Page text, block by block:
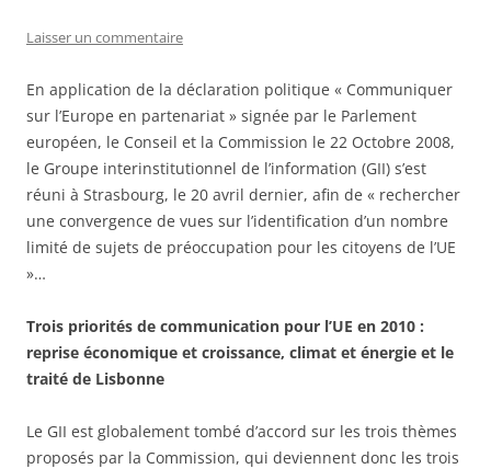
Laisser un commentaire
En application de la déclaration politique « Communiquer
sur l’Europe en partenariat » signée par le Parlement
européen, le Conseil et la Commission le 22 Octobre 2008,
le Groupe interinstitutionnel de l’information (GII) s’est
réuni à Strasbourg, le 20 avril dernier, afin de « rechercher
une convergence de vues sur l’identification d’un nombre
limité de sujets de préoccupation pour les citoyens de l’UE
»…
Trois priorités de communication pour l’UE en 2010 :
reprise économique et croissance, climat et énergie et le
traité de Lisbonne
Le GII est globalement tombé d’accord sur les trois thèmes
proposés par la Commission, qui deviennent donc les trois